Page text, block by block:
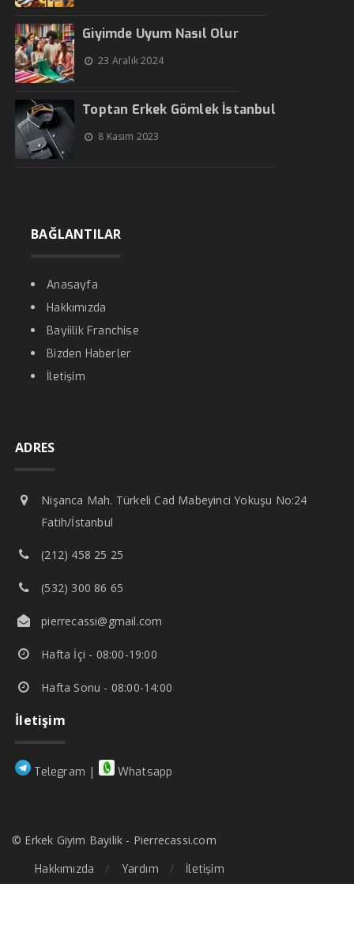
Giyimde Uyum Nasıl Olur
23 Aralık 2024
Toptan Erkek Gömlek İstanbul
8 Kasım 2023
BAĞLANTILAR
Anasayfa
Hakkımızda
Bayiilik Franchise
Bizden Haberler
İletişim
ADRES
Nişanca Mah. Türkeli Cad Mabeyinci Yokuşu No:24
Fatih/İstanbul
(212) 458 25 25
(532) 300 86 65
pierrecassi@gmail.com
Hafta İçi - 08:00-19:00
Hafta Sonu - 08:00-14:00
İletişim
Telegram | Whatsapp
© Erkek Giyim Bayilik - Pierrecassi.com
Hakkımızda
Yardım İletişim